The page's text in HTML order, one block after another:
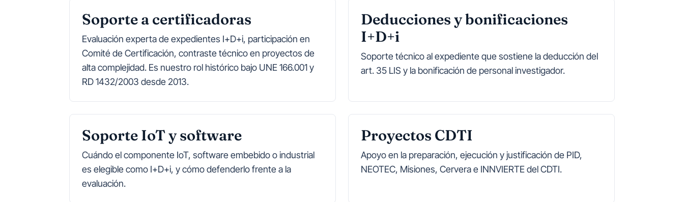
Soporte a certificadoras
Evaluación experta de expedientes I+D+i, participación en
Comité de Certificación, contraste técnico en proyectos de
alta complejidad. Es nuestro rol histórico bajo UNE 166.001 y
RD 1432/2003 desde 2013.
Deducciones y bonificaciones
I+D+i
Soporte técnico al expediente que sostiene la deducción del
art. 35 LIS y la bonificación de personal investigador.
Soporte IoT y software
Cuándo el componente IoT, software embebido o industrial
es elegible como I+D+i, y cómo defenderlo frente a la
evaluación.
Proyectos CDTI
Apoyo en la preparación, ejecución y justificación de PID,
NEOTEC, Misiones, Cervera e INNVIERTE del CDTI.